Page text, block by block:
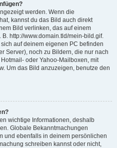
werden. Wenn die
kannst du das Bild auch direkt
Bild verlinken, das auf einem
http://www.domain.tld/mein-bild.gif.
auf deinem eigenen PC befinden
Server), noch zu Bildern, die nur nach
oder Yahoo-Mailboxen, mit
Um das Bild anzuzeigen, benutze den
wichtige Informationen, deshalb
Globale Bekanntmachungen
und ebenfalls in deinem persönlichen
schreiben kannst oder nicht,